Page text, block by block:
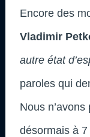
Encore des
Vladimir
autre état
paroles qui
Nous
désormais à